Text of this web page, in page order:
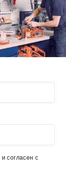
и согласен с